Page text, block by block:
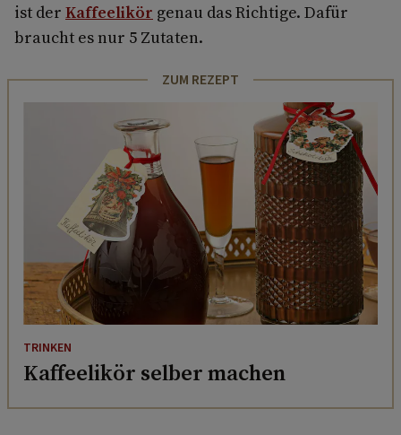
ist der Kaffeelikör genau das Richtige. Dafür
braucht es nur 5 Zutaten.
ZUM REZEPT
TRINKEN
Kaffeelikör selber machen